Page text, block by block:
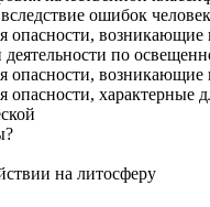
вследствие ошибок
опасности, возникающие
деятельности по
опасности, возникающие
опасности, характерные
?
на литосферу